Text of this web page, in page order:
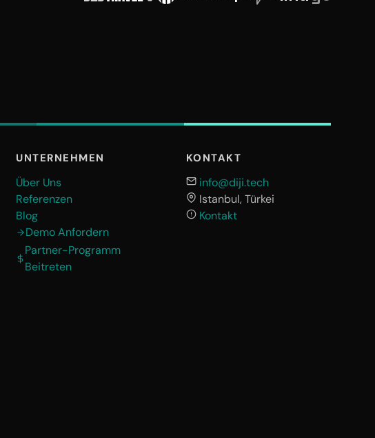
UNTERNEHMEN
Über Uns
Referenzen
Blog
Demo Anfordern
Partner-Programm
Beitreten
KONTAKT
info@diji.tech
Istanbul, Türkei
Kontakt